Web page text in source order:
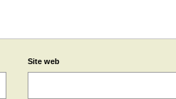
Site web